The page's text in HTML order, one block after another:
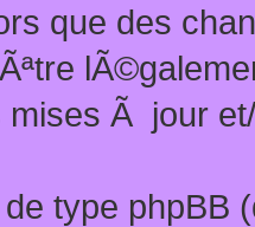
que des
Ã jour
type phpBB